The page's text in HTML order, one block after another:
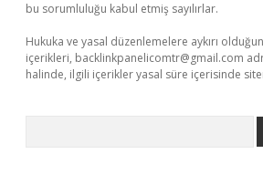
bu sorumluluğu kabul etmiş sayılırlar.
Hukuka ve yasal düzenlemelere aykırı
içerikleri, backlinkpanelicomtr@gmail.com
halinde, ilgili içerikler yasal süre içerisinde